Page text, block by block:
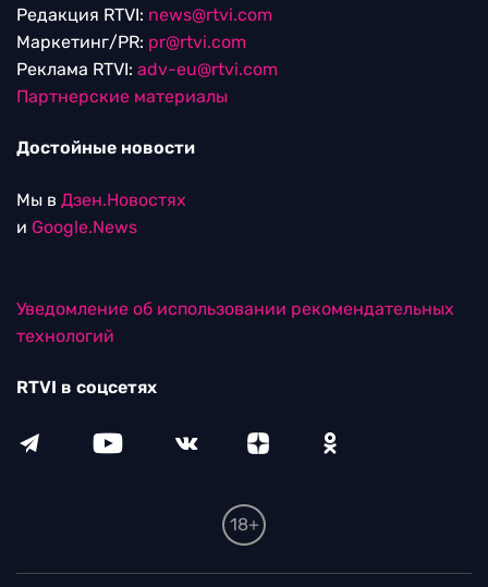
Редакция RTVI: news@rtvi.com
Маркетинг/PR: pr@rtvi.com
Реклама RTVI: adv-eu@rtvi.com
Партнерские материалы
Достойные новости
Мы в Дзен.Новостях
и Google.News
Уведомление об использовании рекомендательных
технологий
RTVI в соцсетях
18+